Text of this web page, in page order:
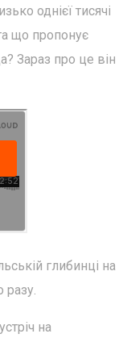
однієї тисячі
що пропонує
Зараз про це він
глибинці на
разу.
на